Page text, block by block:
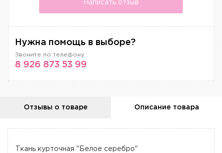
Написать отзыв
Нужна помощь в выборе?
Звоните по телефону:
8 926 873 53 99
Отзывы о товаре Описание товара
Ткань курточная "Белое серебро"